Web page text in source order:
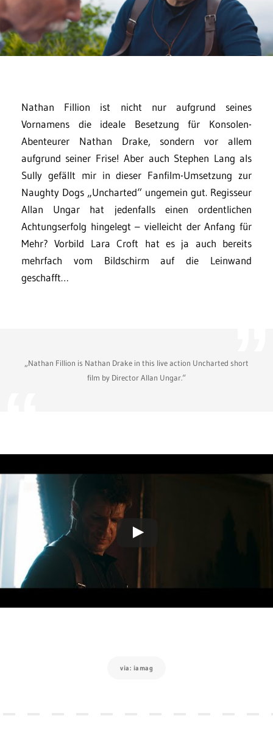
Nathan Fillion ist nicht nur aufgrund seines
Vornamens die ideale Besetzung für Konsolen-
Abenteurer Nathan Drake, sondern vor allem
aufgrund seiner Frise! Aber auch Stephen Lang als
Sully gefällt mir in dieser Fanfilm-Umsetzung zur
Naughty Dogs „Uncharted“ ungemein gut. Regisseur
Allan Ungar hat jedenfalls einen ordentlichen
Achtungserfolg hingelegt – vielleicht der Anfang für
Mehr? Vorbild Lara Croft hat es ja auch bereits
mehrfach vom Bildschirm auf die Leinwand
geschafft…
„Nathan Fillion is Nathan Drake in this live action Uncharted short
film by Director Allan Ungar.“
via: iamag